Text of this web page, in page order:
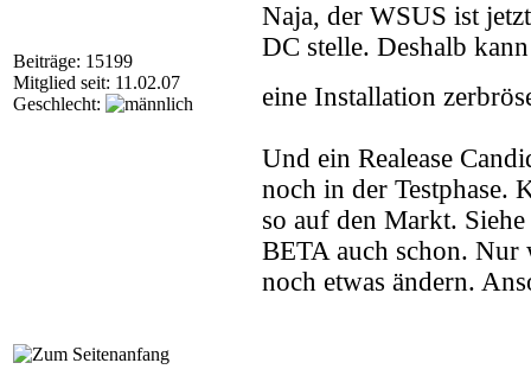
Beiträge: 15199
Mitglied seit: 11.02.07
Geschlecht:
Naja, der WSUS ist
DC stelle. Deshalb
eine Installation
Und ein Realease
noch in der Testphase.
so auf den Markt.
BETA auch schon. Nur
noch etwas ändern.